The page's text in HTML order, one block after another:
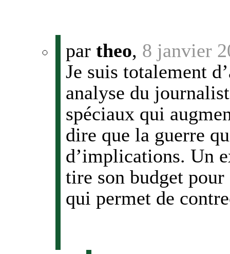
par theo, 8 janvier
Je suis totalement
analyse du
spéciaux qui
dire que la guerre
d’implications. Un
tire son budget
qui permet de